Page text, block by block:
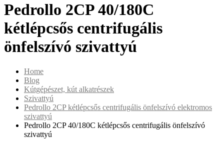
Pedrollo 2CP 40/180C
kétlépcsős centrifugális
önfelszívó szivattyú
Home
Blog
Kútgépészet, kút alkatrészek
Szivattyú
Pedrollo 2CP kétlépcsős centrifugális önfelszívó elektromos
szivattyú
Pedrollo 2CP 40/180C kétlépcsős centrifugális önfelszívó
szivattyú